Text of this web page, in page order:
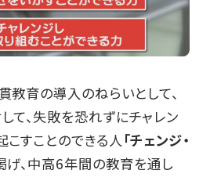
教育の導入のねらいとして、
て、失敗を恐れずにチャレン
こすことのできる人 「チェンジ・
げ、中高6年間の教育を通し